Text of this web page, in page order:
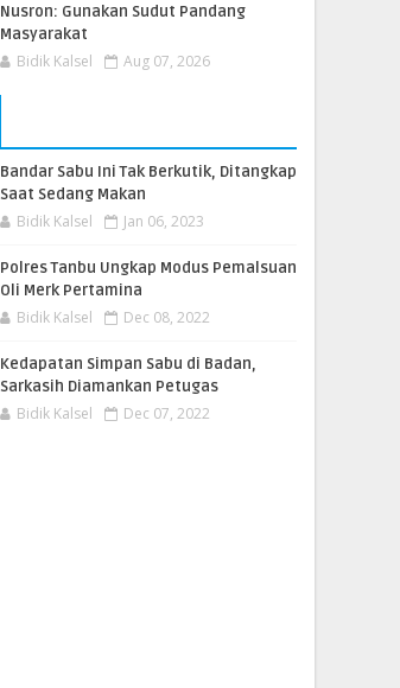
Nusron: Gunakan Sudut Pandang
Masyarakat
Bidik Kalsel Aug 07, 2026
Bandar Sabu Ini Tak Berkutik, Ditangkap
Saat Sedang Makan
Bidik Kalsel Jan 06, 2023
Polres Tanbu Ungkap Modus Pemalsuan
Oli Merk Pertamina
Bidik Kalsel Dec 08, 2022
Kedapatan Simpan Sabu di Badan,
Sarkasih Diamankan Petugas
Bidik Kalsel Dec 07, 2022